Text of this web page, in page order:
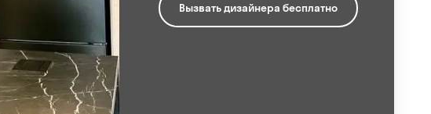
Вызвать дизайнера бесплатно